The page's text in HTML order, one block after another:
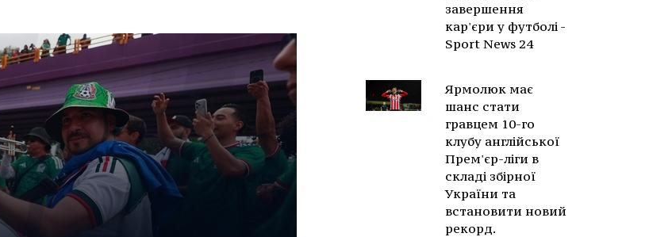
завершення
кар'єри у футболі -
Sport News 24
Ярмолюк має
шанс стати
гравцем 10-го
клубу англійської
Прем'єр-ліги в
складі збірної
України та
встановити новий
рекорд.